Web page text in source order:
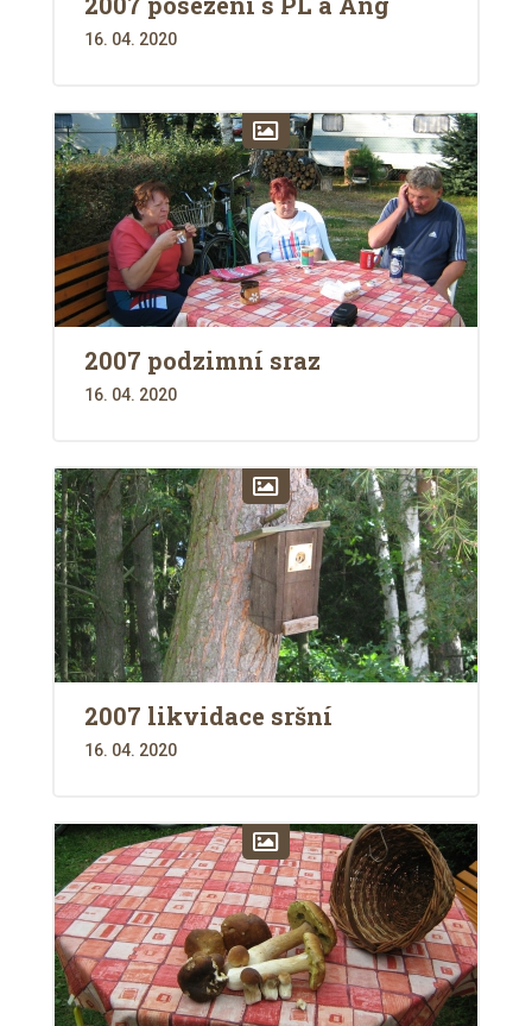
16. 04. 2020
2007 podzimní sraz
16. 04. 2020
2007 likvidace sršní
16. 04. 2020